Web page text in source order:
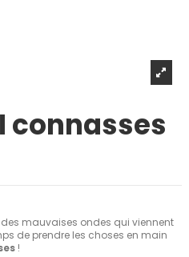
connasses
mauvaises ondes qui viennent
de prendre les choses en main
!